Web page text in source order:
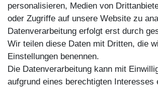
TikTok
Zahlungsmethoden
personalisieren, Medien von
oder Zugriffe auf unsere Website zu
Datenverarbeitung erfolgt erst durch
Wir teilen diese Daten mit Dritten, die
Einstellungen benennen.
Die Datenverarbeitung kann mit
aufgrund eines berechtigten Interesses